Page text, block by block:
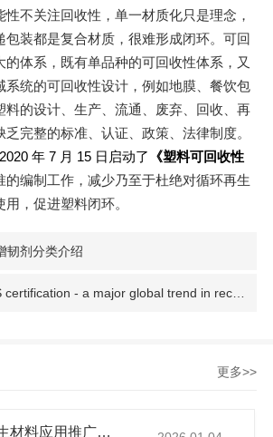
不关注回收性，单一材质化只是理念，
包装都是复合材质，很难形成闭环。可回
的体系，既有单品种的可回收性体系，又
系统的可回收性设计，例如地膜、餐饮包
料的设计、生产、流通、废弃、回收、再
完整的标准、认证、政策、法律制度。
年 7 月 15 日启动了 《塑料可回收性
的编制工作，减少乃至于杜绝对循环再生
，促进塑料闭环。
韧剂分类介绍
下一篇：PCR-GRS certification - a major global trend in recycling and environmental protection
更多>>
关于印发《再生材料应用推广行动方案》的通知(发改环资〔2025〕1681号)